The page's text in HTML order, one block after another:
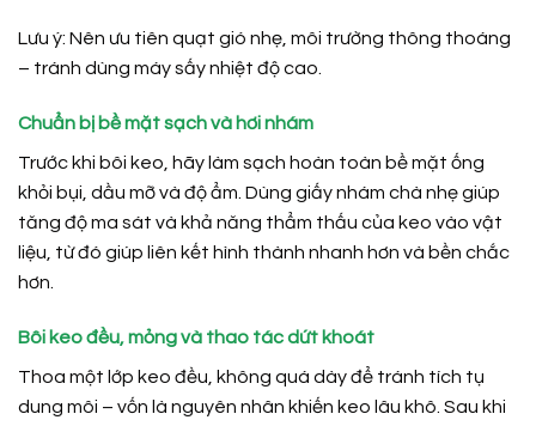
Lưu ý: Nên ưu tiên quạt gió nhẹ, môi trường thông thoáng
– tránh dùng máy sấy nhiệt độ cao.
Chuẩn bị bề mặt sạch và hơi nhám
Trước khi bôi keo, hãy làm sạch hoàn toàn bề mặt ống
khỏi bụi, dầu mỡ và độ ẩm. Dùng giấy nhám chà nhẹ giúp
tăng độ ma sát và khả năng thẩm thấu của keo vào vật
liệu, từ đó giúp liên kết hình thành nhanh hơn và bền chắc
hơn.
Bôi keo đều, mỏng và thao tác dứt khoát
Thoa một lớp keo đều, không quá dày để tránh tích tụ
dung môi – vốn là nguyên nhân khiến keo lâu khô. Sau khi